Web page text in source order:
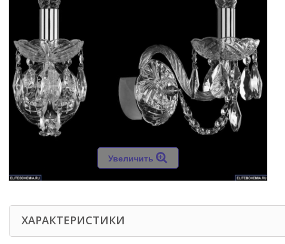
Увеличить
ХАРАКТЕРИСТИКИ